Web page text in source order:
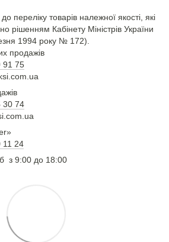
переліку товарів належної якості, які
рішенням Кабінету Міністрів України
1994 року № 172).
продажів
91 75
30 74
11 24
з 9:00 до 18:00